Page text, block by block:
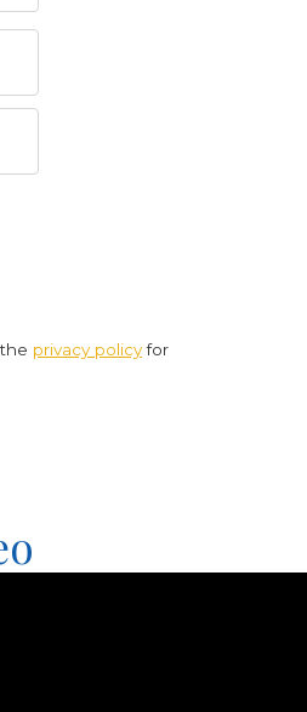
the privacy policyfor